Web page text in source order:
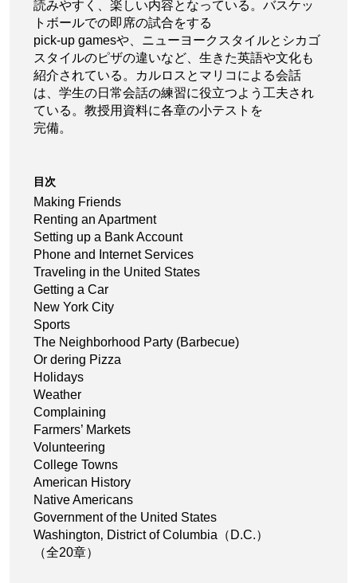
読みやすく、楽しい内容となっている。バスケッ
トボールでの即席の試合をする
pick-up gamesや、ニューヨークスタイルとシカゴ
スタイルのピザの違いなど、生きた英語や文化も
紹介されている。カルロスとマリコによる会話
は、学生の日常会話の練習に役立つよう工夫され
ている。教授用資料に各章の小テストを
完備。
目次
Making Friends
Renting an Apartment
Setting up a Bank Account
Phone and Internet Services
Traveling in the United States
Getting a Car
New York City
Sports
The Neighborhood Party (Barbecue)
Or dering Pizza
Holidays
Weather
Complaining
Farmers’ Markets
Volunteering
College Towns
American History
Native Americans
Government of the United States
Washington‚ District of Columbia（D.C.）
（全20章）